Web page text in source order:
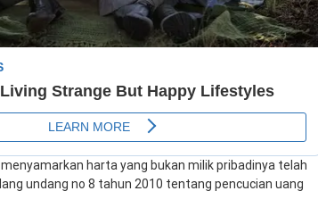
harta yang bukan milik pribadinya telah
undang no 8 tahun 2010 tentang pencucian uang